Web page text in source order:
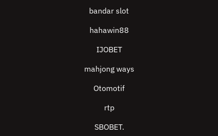
bandar slot
hahawin88
IJOBET
mahjong ways
Otomotif
rtp
SBOBET.